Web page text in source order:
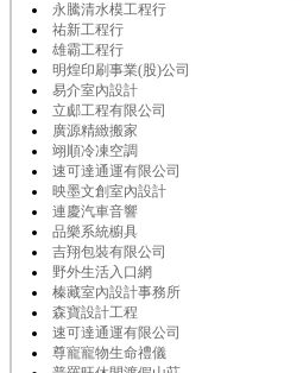
永騰清水模工程行
祐新工程行
雄霸工程行
明煌印刷事業(股)公司
易介室內設計
立郕工程有限公司
廣源精緻搬家
翊順冷凍空調
速可達通運有限公司
映墨文創室內設計
連慶汽車音響
品樂系統櫥具
吉翔包裝有限公司
野外生活入口網
榛藏室內設計事務所
森寶設計工程
速可達通運有限公司
尊寵寵物生命禮儀